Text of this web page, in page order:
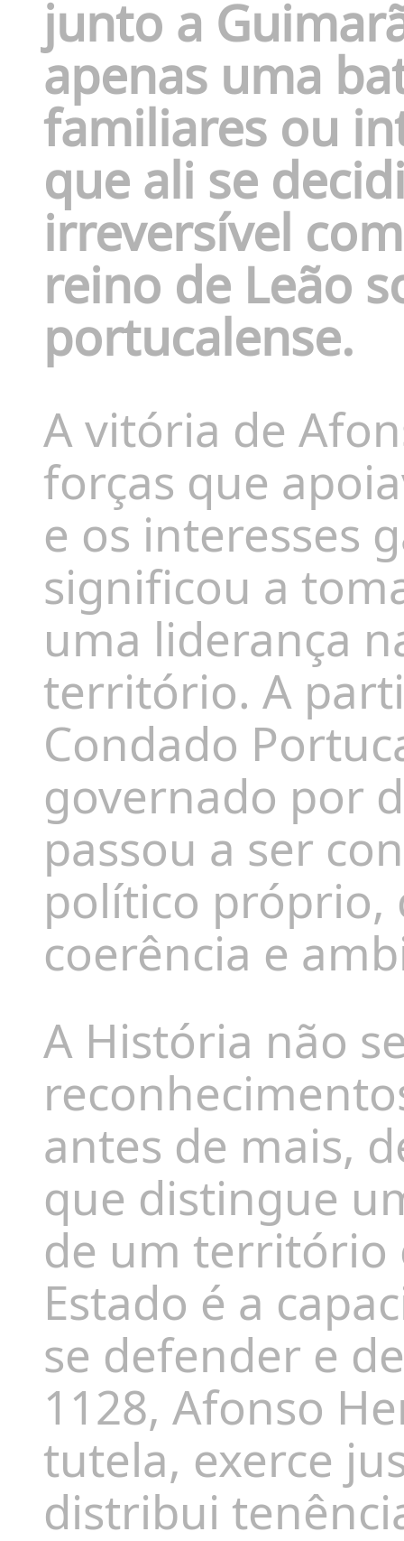
junto a
apenas uma
familiares ou
que ali se
irreversível
reino de Leão
portucalense.
A vitória de
forças que
e os interesses
significou a
uma liderança
território. A
Condado
governado por
passou a ser
político
coerência e
A História não
antes de mais,
que distingue
de um território
Estado é a
se defender e
1128, Afonso
tutela, exerce
distribui